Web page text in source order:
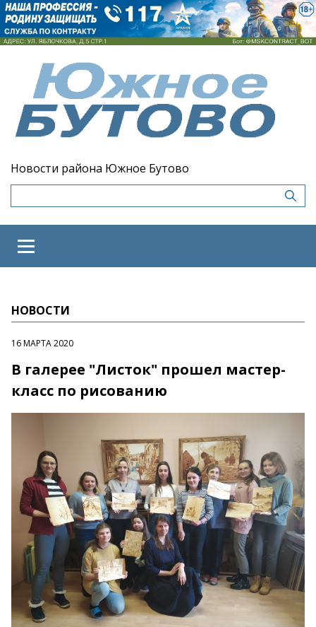
Новости района Южное Бутово
НОВОСТИ
16 МАРТА 2020
В галерее "Листок" прошел мастер-
класс по рисованию